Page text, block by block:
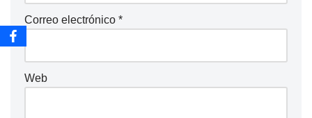
Correo electrónico *
Web